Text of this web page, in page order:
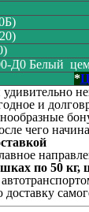
Д0 Белый
*
и
чего
по 50 кг,